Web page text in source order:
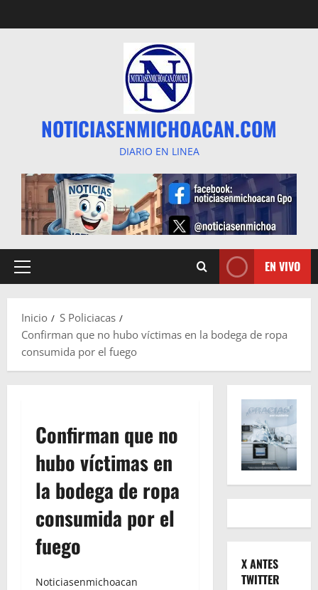
al
NOTICIASENMICHOACAN.COM
DIARIO EN LINEA
Menú
EN VIVO
Inicio
S Policiacas
Confirman que no hubo víctimas en la bodega de ropa
consumida por el fuego
Confirman que no
hubo víctimas en
la bodega de ropa
consumida por el
fuego
Noticiasenmichoacan
X ANTES
TWITTER